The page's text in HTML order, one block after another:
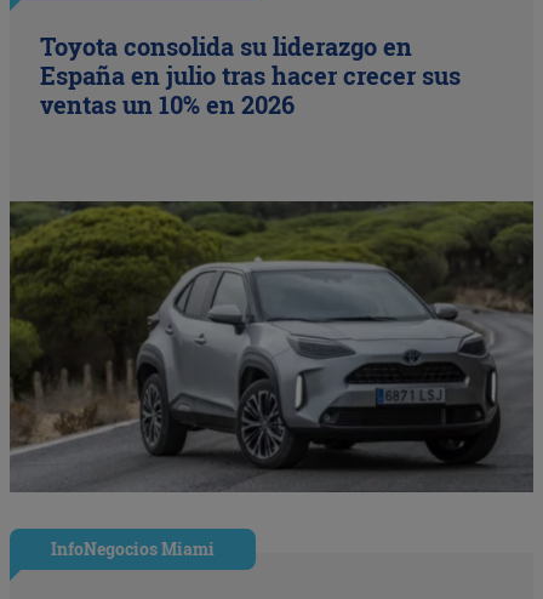
Toyota consolida su liderazgo en
España en julio tras hacer crecer sus
ventas un 10% en 2026
InfoNegocios Miami